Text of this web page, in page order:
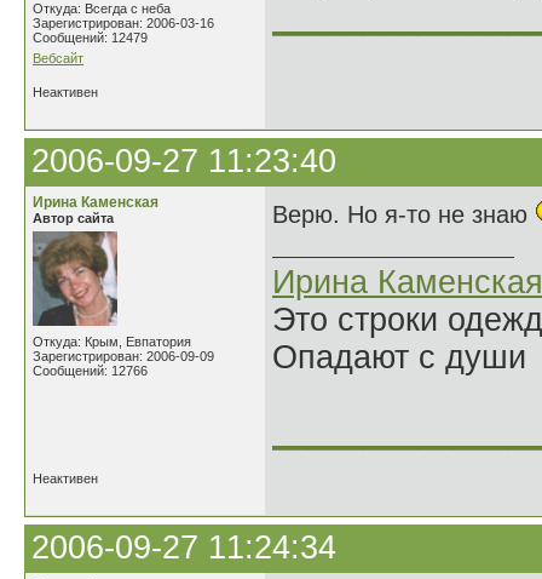
Откуда: Всегда с неба
Зарегистрирован: 2006-03-16
Сообщений: 12479
Вебсайт
Неактивен
2006-09-27 11:23:40
Ирина Каменская
Автор сайта
Откуда: Крым, Евпатория
Зарегистрирован: 2006-09-09
Сообщений: 12766
Верю. Но я-то не знаю
Ирина Каменская
Это строки
Опадают с души
Неактивен
2006-09-27 11:24:34